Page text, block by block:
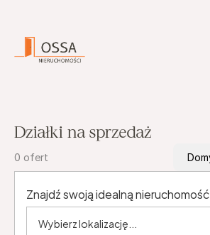
Działki na sprzedaż
Znajdź swoją idealną nieruchomość
0 ofert